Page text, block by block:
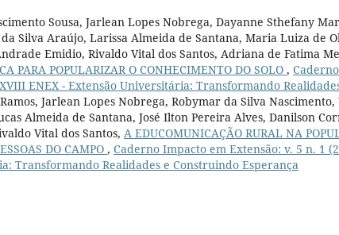
Sousa, Jarlean Lopes Nobrega, Dayanne Sthefany
Silva Araújo, Larissa Almeida de Santana, Maria Luiza de
Emidio, Rivaldo Vital dos Santos, Adriana de Fatima
PARA POPULARIZAR O CONHECIMENTO DO SOLO ,
ENEX - Extensão Universitária: Transformando
Jarlean Lopes Nobrega, Robymar da Silva
Almeida de Santana, José Ilton Pereira Alves, Danilson
Vital dos Santos, A EDUCOMUNICAÇÃO RURAL NA
DO CAMPO , Caderno Impacto em Extensão: v. 5 n. 1
Transformando Realidades e Construindo Esperança